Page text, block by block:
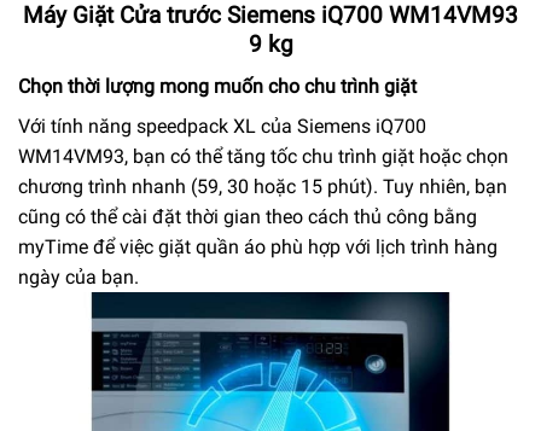
Máy Giặt Cửa trước Siemens iQ700 WM14VM93
9 kg
Chọn thời lượng mong muốn cho chu trình giặt
Với tính năng speedpack XL của Siemens iQ700
WM14VM93, bạn có thể tăng tốc chu trình giặt hoặc chọn
chương trình nhanh (59, 30 hoặc 15 phút). Tuy nhiên, bạn
cũng có thể cài đặt thời gian theo cách thủ công bằng
myTime để việc giặt quần áo phù hợp với lịch trình hàng
ngày của bạn.